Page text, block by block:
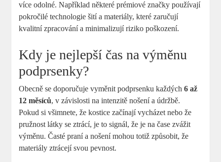
více odolné. Například některé prémiové značky používají
pokročilé technologie šití a materiály, které zaručují
kvalitní zpracování a minimalizují riziko poškození.
Kdy je nejlepší čas na výměnu
podprsenky?
Obecně se doporučuje vyměnit podprsenku každých6 až
12 měsíců, v závislosti na intenzitě nošení a údržbě.
Pokud si všimnete, že kostice začínají vycházet nebo že
pružnost látky se ztrácí, je to signál, že je na čase zvážit
výměnu. Časté praní a nošení mohou totiž způsobit, že
materiály ztrácejí svou pevnost.